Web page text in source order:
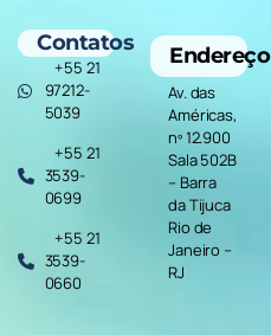
ABLACOGOLD
Contatos
+55 21
97212-
5039
+55 21
3539-
0699
+55 21
3539-
0660
Endereço
Av. das
Américas,
nº 12.900
Sala 502B
– Barra
da Tijuca
Rio de
Janeiro –
RJ